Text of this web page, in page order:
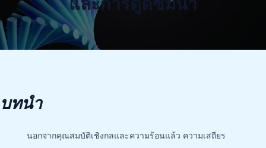
บทนำ
นอกจากคุณสมบัติเชิงกลและความร้อนแล้ว ความเสถียร